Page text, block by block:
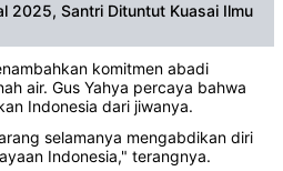
2025, Santri Dituntut Kuasai Ilmu
komitmen abadi
air. Gus Yahya percaya bahwa
Indonesia dari jiwanya.
selamanya mengabdikan diri
Indonesia," terangnya.